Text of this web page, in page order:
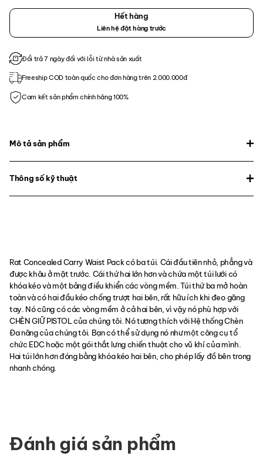
Hết hàng
Liên hệ đặt hàng trước
Đổi trả 7 ngày đối với lỗi từ nhà sản xuất
Freeship COD toàn quốc cho đơn hàng trên 2.000.000đ
Cam kết sản phẩm chính hãng 100%
Mô tả sản phẩm
Thông số kỹ thuật
Rat Concealed Carry Waist Pack có ba túi. Cái đầu tiên nhỏ, phẳng và
được khâu ở mặt trước. Cái thứ hai lớn hơn và chứa một túi lưới có
khóa kéo và một bảng điều khiển các vòng mềm. Túi thứ ba mở hoàn
toàn và có hai đầu kéo chống trượt hai bên, rất hữu ích khi đeo găng
tay. Nó cũng có các vòng mềm ở cả hai bên, vì vậy nó phù hợp với
CHÈN GIỮ PISTOL của chúng tôi. Nó tương thích với Hệ thống Chèn
Đa năng của chúng tôi. Bạn có thể sử dụng nó như một công cụ tổ
chức EDC hoặc một gói thắt lưng chiến thuật cho vũ khí của mình.
Hai túi lớn hơn đóng bằng khóa kéo hai bên, cho phép lấy đồ bên trong
nhanh chóng.
Đánh giá sản phẩm